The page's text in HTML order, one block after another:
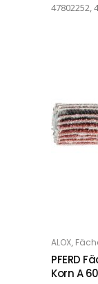
47802252,
ALOX,
PFERD
Korn A 60